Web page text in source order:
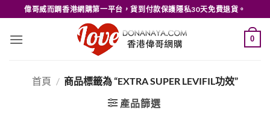
to
content
偉哥威而鋼香港網購第一平台，貨到付款保護隱私30天免費退貨。
0
首頁 / 商品標籤為 “EXTRA SUPER LEVIFIL功效”
產品篩選